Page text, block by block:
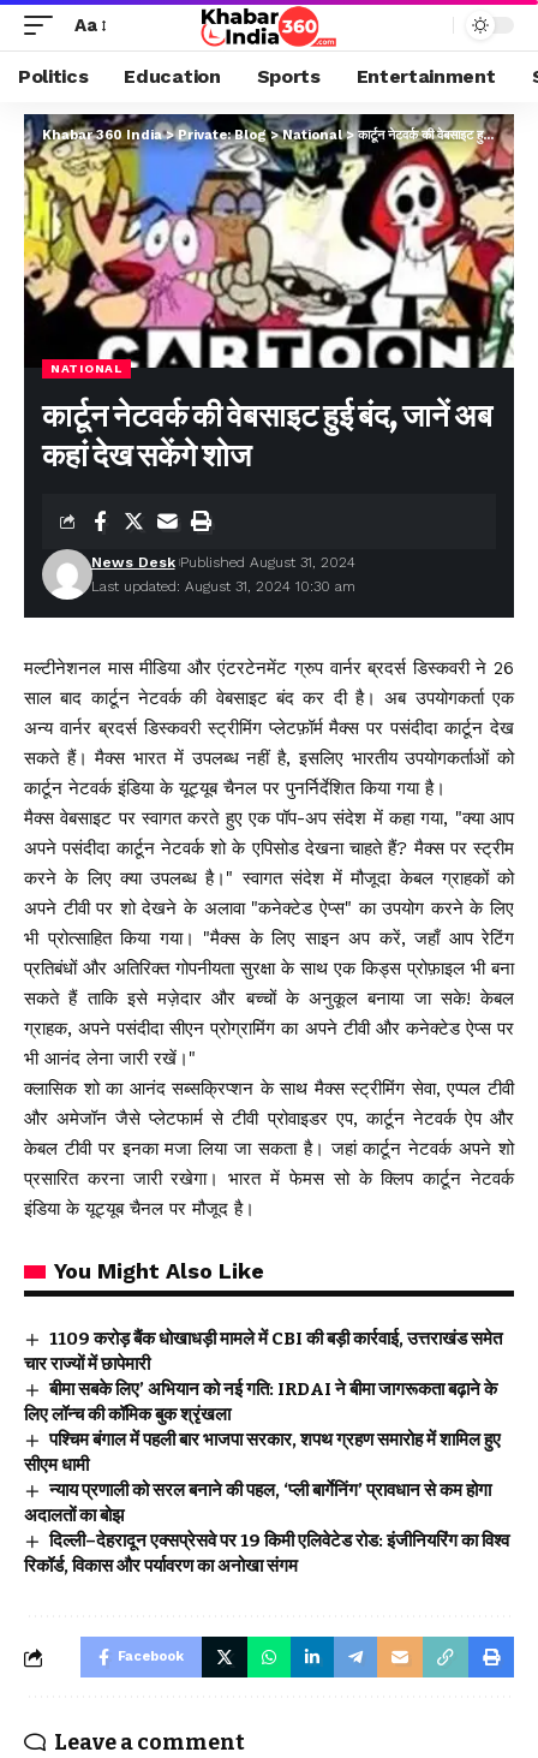
Aa
Politics Education Sports Entertainment
Khabar 360 India>Private: Blog>National>कार्टून नेटवर्क की वेबसाइट हुई बंद, जानें अब कहां देख सकेंगे शोज
NATIONAL
कार्टून नेटवर्क की वेबसाइट हुई बंद, जानें अब
कहां देख सकेंगे शोज
Last updated: August 31, 2024 10:30 am
News Desk Published August 31, 2024
मल्टीनेशनल मास मीडिया और एंटरटेनमेंट ग्रुप वार्नर ब्रदर्स डिस्कवरी ने 26
साल बाद कार्टून नेटवर्क की वेबसाइट बंद कर दी है। अब उपयोगकर्ता एक
अन्य वार्नर ब्रदर्स डिस्कवरी स्ट्रीमिंग प्लेटफ़ॉर्म मैक्स पर पसंदीदा कार्टून देख
सकते हैं। मैक्स भारत में उपलब्ध नहीं है, इसलिए भारतीय उपयोगकर्ताओं को
कार्टून नेटवर्क इंडिया के यूट्यूब चैनल पर पुनर्निर्देशित किया गया है।
मैक्स वेबसाइट पर स्वागत करते हुए एक पॉप-अप संदेश में कहा गया, "क्या आप
अपने पसंदीदा कार्टून नेटवर्क शो के एपिसोड देखना चाहते हैं? मैक्स पर स्ट्रीम
करने के लिए क्या उपलब्ध है।" स्वागत संदेश में मौजूदा केबल ग्राहकों को
अपने टीवी पर शो देखने के अलावा "कनेक्टेड ऐप्स" का उपयोग करने के लिए
भी प्रोत्साहित किया गया। "मैक्स के लिए साइन अप करें, जहाँ आप रेटिंग
प्रतिबंधों और अतिरिक्त गोपनीयता सुरक्षा के साथ एक किड्स प्रोफ़ाइल भी बना
सकते हैं ताकि इसे मज़ेदार और बच्चों के अनुकूल बनाया जा सके! केबल
ग्राहक, अपने पसंदीदा सीएन प्रोग्रामिंग का अपने टीवी और कनेक्टेड ऐप्स पर
भी आनंद लेना जारी रखें।"
क्लासिक शो का आनंद सब्सक्रिप्शन के साथ मैक्स स्ट्रीमिंग सेवा, एप्पल टीवी
और अमेजॉन जैसे प्लेटफार्म से टीवी प्रोवाइडर एप, कार्टून नेटवर्क ऐप और
केबल टीवी पर इनका मजा लिया जा सकता है। जहां कार्टून नेटवर्क अपने शो
प्रसारित करना जारी रखेगा। भारत में फेमस सो के क्लिप कार्टून नेटवर्क
इंडिया के यूट्यूब चैनल पर मौजूद है।
You Might Also Like
₹1109 करोड़ बैंक धोखाधड़ी मामले में CBI की बड़ी कार्रवाई, उत्तराखंड समेत
चार राज्यों में छापेमारी
बीमा सबके लिए’ अभियान को नई गति: IRDAI ने बीमा जागरूकता बढ़ाने के
लिए लॉन्च की कॉमिक बुक श्रृंखला
पश्चिम बंगाल में पहली बार भाजपा सरकार, शपथ ग्रहण समारोह में शामिल हुए
सीएम धामी
न्याय प्रणाली को सरल बनाने की पहल, ‘प्ली बार्गेनिंग’ प्रावधान से कम होगा
अदालतों का बोझ
दिल्ली–देहरादून एक्सप्रेसवे पर 19 किमी एलिवेटेड रोड: इंजीनियरिंग का विश्व
रिकॉर्ड, विकास और पर्यावरण का अनोखा संगम
Facebook
Leave a comment